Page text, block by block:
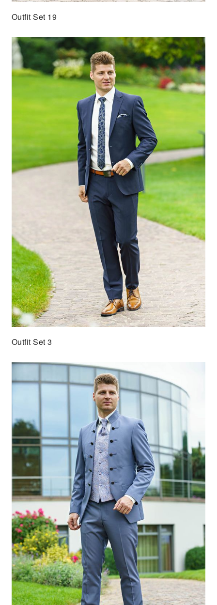
Outfit Set 19
Outfit Set 3